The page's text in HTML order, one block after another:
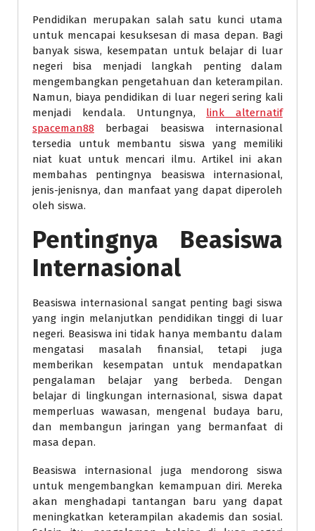
Pendidikan merupakan salah satu kunci utama
untuk mencapai kesuksesan di masa depan. Bagi
banyak siswa, kesempatan untuk belajar di luar
negeri bisa menjadi langkah penting dalam
mengembangkan pengetahuan dan keterampilan.
Namun, biaya pendidikan di luar negeri sering kali
menjadi kendala. Untungnya, link alternatif
spaceman88 berbagai beasiswa internasional
tersedia untuk membantu siswa yang memiliki
niat kuat untuk mencari ilmu. Artikel ini akan
membahas pentingnya beasiswa internasional,
jenis-jenisnya, dan manfaat yang dapat diperoleh
oleh siswa.
Pentingnya Beasiswa
Internasional
Beasiswa internasional sangat penting bagi siswa
yang ingin melanjutkan pendidikan tinggi di luar
negeri. Beasiswa ini tidak hanya membantu dalam
mengatasi masalah finansial, tetapi juga
memberikan kesempatan untuk mendapatkan
pengalaman belajar yang berbeda. Dengan
belajar di lingkungan internasional, siswa dapat
memperluas wawasan, mengenal budaya baru,
dan membangun jaringan yang bermanfaat di
masa depan.
Beasiswa internasional juga mendorong siswa
untuk mengembangkan kemampuan diri. Mereka
akan menghadapi tantangan baru yang dapat
meningkatkan keterampilan akademis dan sosial.